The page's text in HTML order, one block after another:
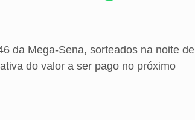
da Mega-Sena, sorteados na noite de
do valor a ser pago no próximo